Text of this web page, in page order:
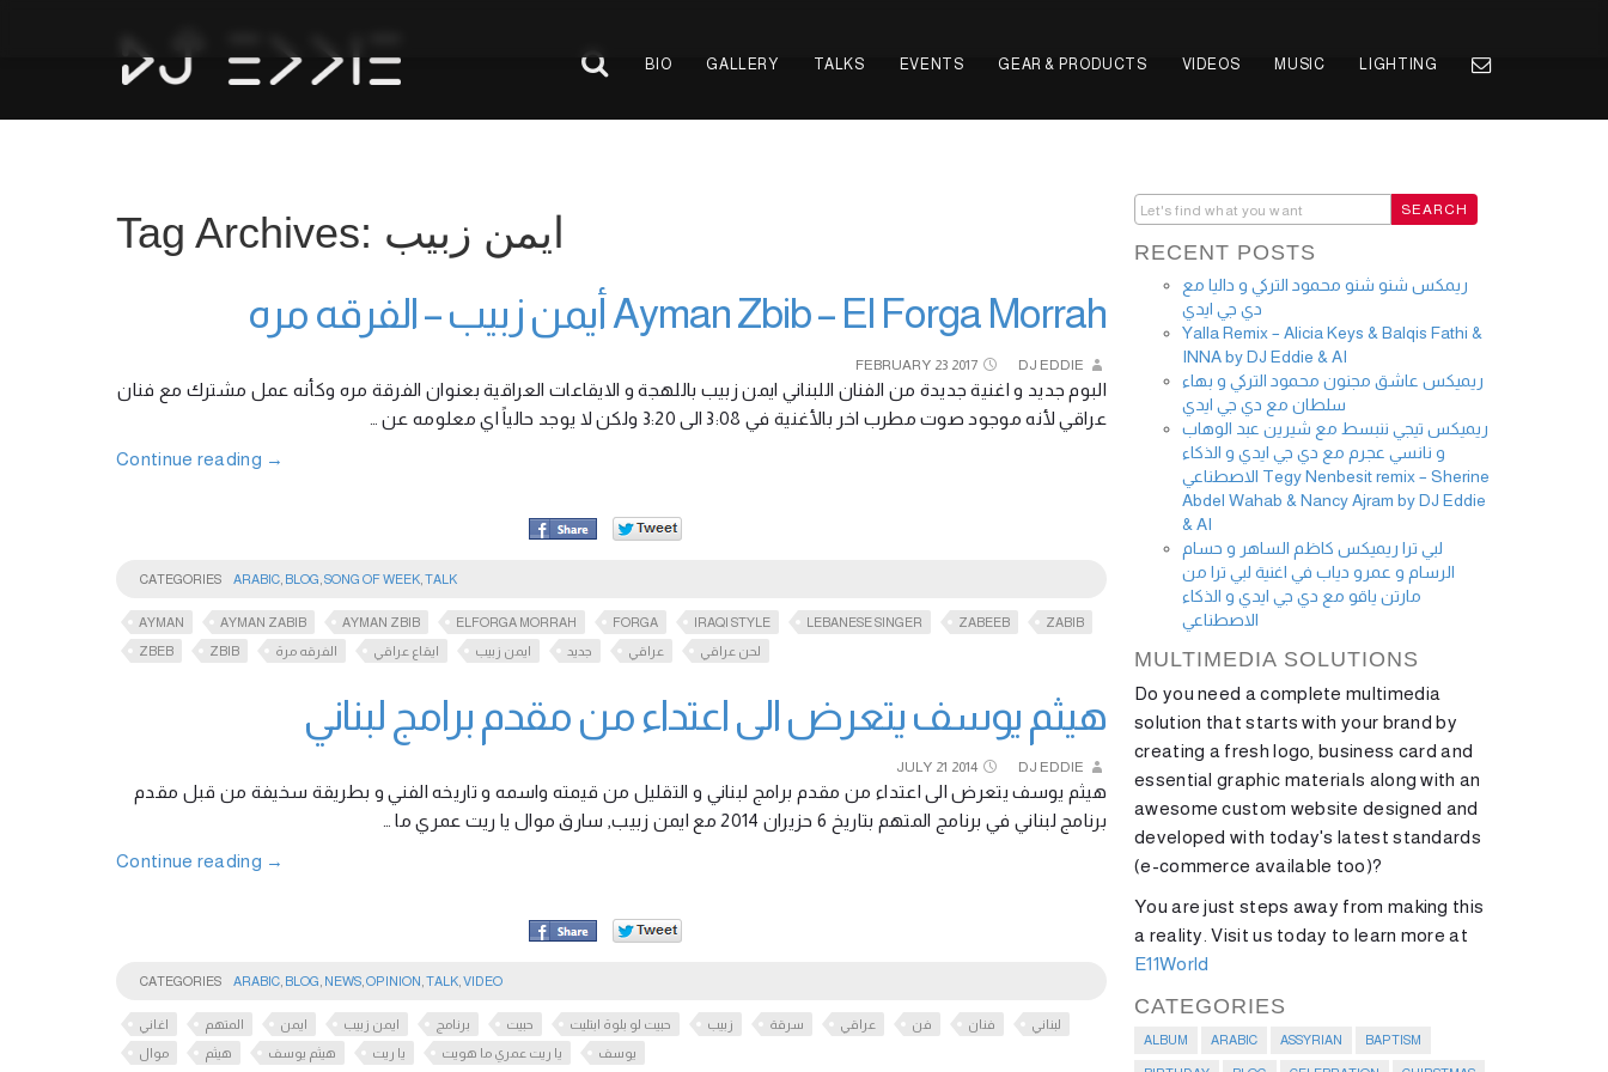
BIO GALLERY TALKS EVENTS GEAR & PRODUCTS VIDEOS MUSIC LIGHTING
Tag Archives: ايمن زبيب
Ayman Zbib – El Forga Morrah أيمن زبيب – الفرقه مره
FEBRUARY 23 2017 DJ EDDIE
البوم جديد و اغنية جديدة من الفنان اللبناني ايمن زبيب باللهجة و الايقاعات العراقية بعنوان الفرقة مره وكأنه عمل مشترك مع فنان
عراقي لأنه موجود صوت مطرب اخر بالأغنية في 3:08 الى 3:20 ولكن لا يوجد حالياً اي معلومه عن …
Continue reading →
CATEGORIES ARABIC BLOG SONG OF WEEK TALK
AYMAN AYMAN ZABIB AYMAN ZBIB ELFORGA MORRAH FORGA IRAQI STYLE LEBANESE SINGER ZABEEB
ZABIB
ZBEB
ZBIB الفرقه مرة ايقاع عراقي ايمن زبيب جديد عراقي لحن عراقي
هيثم يوسف يتعرض الى اعتداء من مقدم برامج لبناني
JULY 21 2014 DJ EDDIE
هيثم يوسف يتعرض الى اعتداء من مقدم برامج لبناني و التقليل من قيمته واسمه و تاريخه الفني و بطريقة سخيفة من قبل مقدم
برنامج لبناني في برنامج المتهم بتاريخ 6 حزيران 2014 مع ايمن زبيب, سارق موال يا ريت عمري ما …
Continue reading →
CATEGORIES ARABIC BLOG NEWS OPINION TALK VIDEO
اغاني المتهم ايمن ايمن زبيب برنامج حبيت حبيت لو بلوة ابتليت زبيب سرقة عراقي فن فنان
لبناني
موال
هيثم هيثم يوسف يا ريت يا ريت عمري ما هويت يوسف
RECENT POSTS
ريمكس شنو شنو محمود التركي و داليا مع
دي جي ايدي
Yalla Remix – Alicia Keys & Balqis Fathi &
INNA by DJ Eddie & AI
ريميكس عاشق مجنون محمود التركي و بهاء
سلطان مع دي جي ايدي
ريميكس تيجي ننبسط مع شيرين عبد الوهاب
و نانسي عجرم مع دي جي ايدي و الذكاء
الاصطناعي Tegy Nenbesit remix – Sherine
Abdel Wahab & Nancy Ajram by DJ Eddie
& AI
لبي ترا ريميكس كاظم الساهر و حسام
الرسام و عمرو دياب في اغنية لبي ترا من
مارتن ياقو مع دي جي ايدي و الذكاء
الاصطناعي
MULTIMEDIA SOLUTIONS
Do you need a complete multimedia
solution that starts with your brand by
creating a fresh logo, business card and
essential graphic materials along with an
awesome custom website designed and
developed with today's latest standards
(e-commerce available too)?
You are just steps away from making this
a reality. Visit us today to learn more at
E11World
CATEGORIES
ALBUM ARABIC ASSYRIAN BAPTISM